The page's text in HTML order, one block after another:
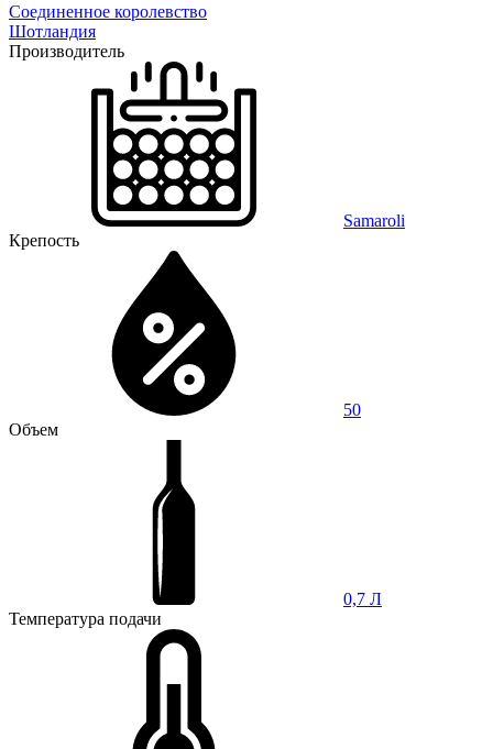
Соединенное королевство
Шотландия
Производитель
Samaroli
Крепость
50
Объем
0,7 Л
Температура подачи